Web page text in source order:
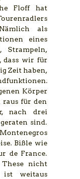
Floff hat
als
eines
Strampeln,
dass wir für
Zeit haben,
Körper
für den
nach drei
sind.
Bißle wie
de France.
nicht
ist weitaus